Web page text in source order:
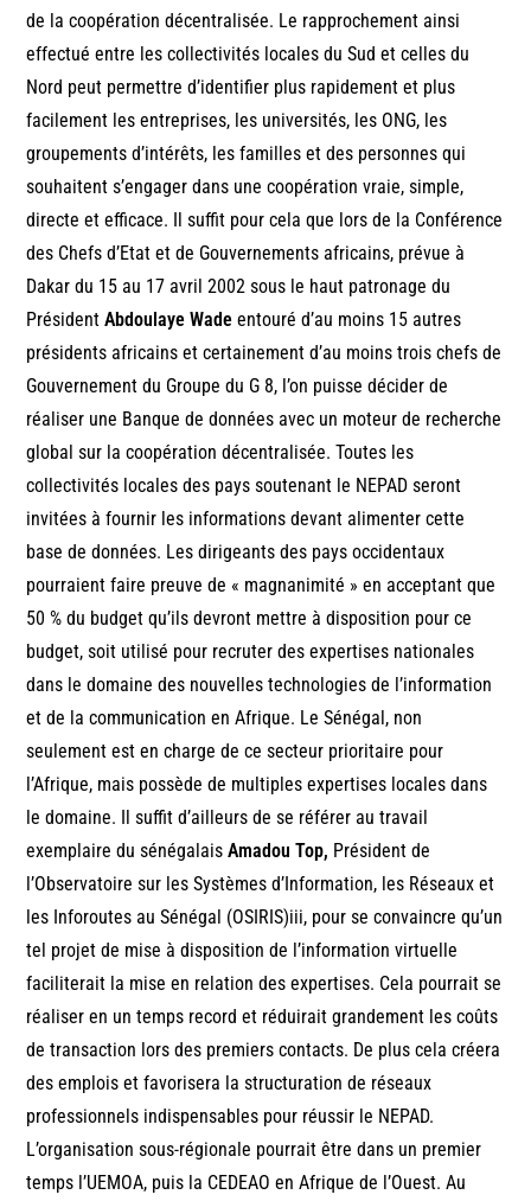
de la coopération décentralisée. Le rapprochement ainsi
effectué entre les collectivités locales du Sud et celles du
Nord peut permettre d’identifier plus rapidement et plus
facilement les entreprises, les universités, les ONG, les
groupements d’intérêts, les familles et des personnes qui
souhaitent s’engager dans une coopération vraie, simple,
directe et efficace. Il suffit pour cela que lors de la Conférence
des Chefs d’Etat et de Gouvernements africains, prévue à
Dakar du 15 au 17 avril 2002 sous le haut patronage du
PrésidentAbdoulaye Wadeentouré d’au moins 15 autres
présidents africains et certainement d’au moins trois chefs de
Gouvernement du Groupe du G 8, l’on puisse décider de
réaliser une Banque de données avec un moteur de recherche
global sur la coopération décentralisée. Toutes les
collectivités locales des pays soutenant le NEPAD seront
invitées à fournir les informations devant alimenter cette
base de données. Les dirigeants des pays occidentaux
pourraient faire preuve de « magnanimité » en acceptant que
50 % du budget qu’ils devront mettre à disposition pour ce
budget, soit utilisé pour recruter des expertises nationales
dans le domaine des nouvelles technologies de l’information
et de la communication en Afrique. Le Sénégal, non
seulement est en charge de ce secteur prioritaire pour
l’Afrique, mais possède de multiples expertises locales dans
le domaine. Il suffit d’ailleurs de se référer au travail
exemplaire du sénégalaisAmadou Top, Président de
l’Observatoire sur les Systèmes d’Information, les Réseaux et
les Inforoutes au Sénégal (OSIRIS)iii, pour se convaincre qu’un
tel projet de mise à disposition de l’information virtuelle
faciliterait la mise en relation des expertises. Cela pourrait se
réaliser en un temps record et réduirait grandement les coûts
de transaction lors des premiers contacts. De plus cela créera
des emplois et favorisera la structuration de réseaux
professionnels indispensables pour réussir le NEPAD.
L’organisation sous-régionale pourrait être dans un premier
temps l’UEMOA, puis la CEDEAO en Afrique de l’Ouest. Au